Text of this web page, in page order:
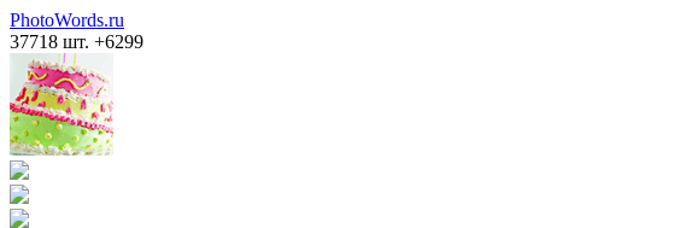
PhotoWords.ru
37718 шт. +6299